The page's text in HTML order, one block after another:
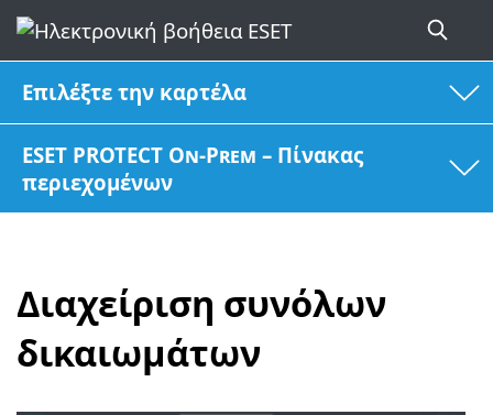
Επιλέξτε την καρτέλα
ESET PROTECT On-Prem – Πίνακας
περιεχομένων
Διαχείριση συνόλων
δικαιωμάτων